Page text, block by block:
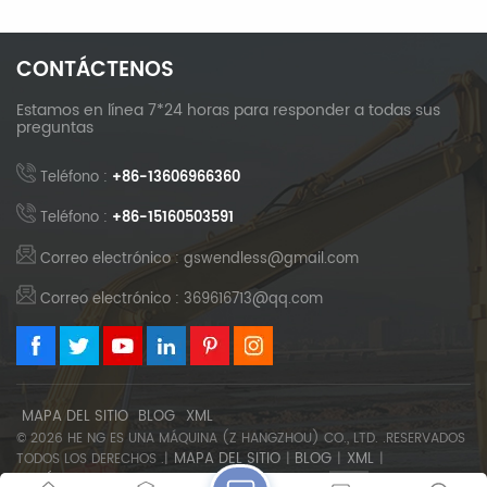
CONTÁCTENOS
Estamos en línea 7*24 horas para responder a todas sus
preguntas
Teléfono : +86-13606966360
Teléfono : +86-15160503591
Correo electrónico : gswendless@gmail.com
Correo electrónico : 369616713@qq.com
MAPA DEL SITIO BLOG XML
© 2026 HE NG ES UNA MÁQUINA (Z HANGZHOU) CO., LTD. .RESERVADOS
TODOS LOS DERECHOS .| MAPA DEL SITIO | BLOG | XML |
POLÍTICA DE PRIVACIDAD SOPORTA RED IPV6